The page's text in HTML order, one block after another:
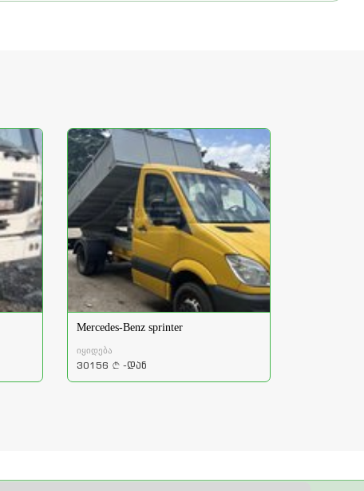
Mercedes-Benz sprinter
იყიდება
30156 a -დან